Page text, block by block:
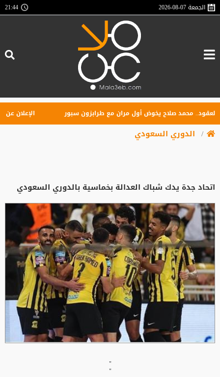
الجمعة2026-08-07
21:44
محمد صلاح يخوض أول مران مع طرابزون سبور الإعلان عن
الدوري السعودي
اتحاد جدة يدك شباك العدالة بخماسية بالدوري السعودي
"
"